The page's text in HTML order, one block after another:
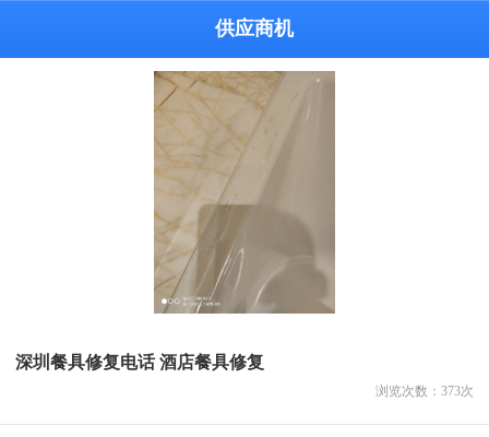
供应商机
深圳餐具修复电话 酒店餐具修复
浏览次数： 373次